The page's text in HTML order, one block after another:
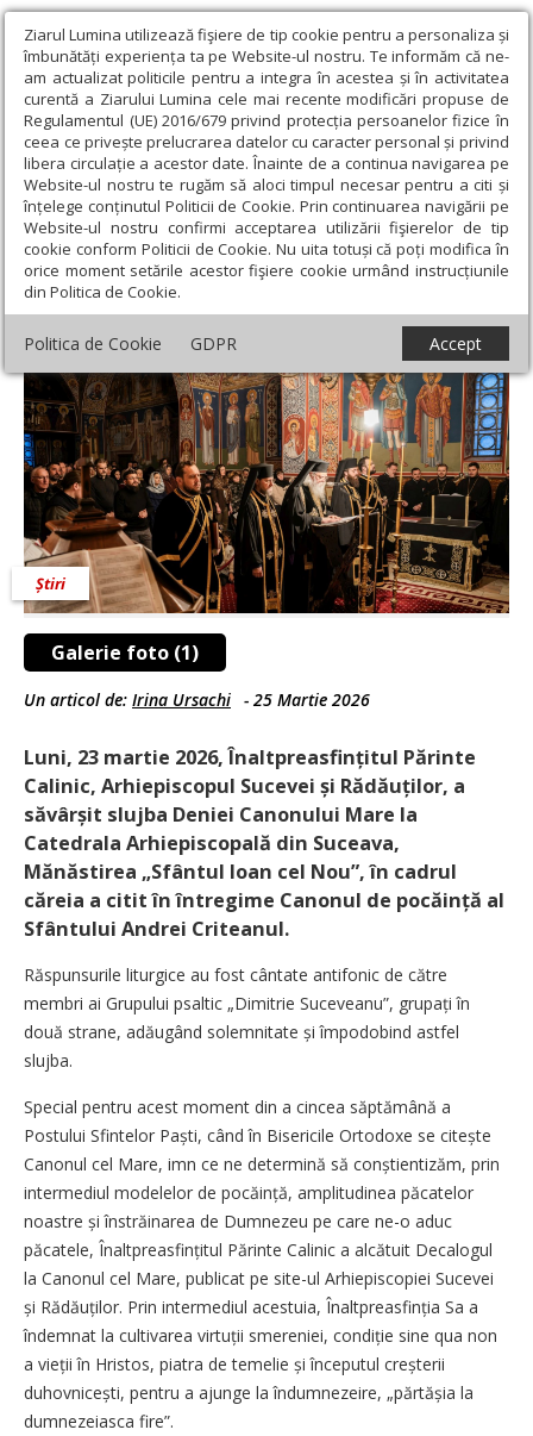
Ziarul Lumina utilizează fişiere de tip cookie pentru a personaliza și
îmbunătăți experiența ta pe Website-ul nostru. Te informăm că ne-
am actualizat politicile pentru a integra în acestea și în activitatea
curentă a Ziarului Lumina cele mai recente modificări propuse de
Regulamentul (UE) 2016/679 privind protecția persoanelor fizice în
ceea ce privește prelucrarea datelor cu caracter personal și privind
libera circulație a acestor date. Înainte de a continua navigarea pe
Website-ul nostru te rugăm să aloci timpul necesar pentru a citi și
înțelege conținutul Politicii de Cookie. Prin continuarea navigării pe
Website-ul nostru confirmi acceptarea utilizării fişierelor de tip
cookie conform Politicii de Cookie. Nu uita totuși că poți modifica în
orice moment setările acestor fişiere cookie urmând instrucțiunile
din Politica de Cookie.
Politica de Cookie GDPR Accept
Ziarul Lumina › Actualitate religioasă › Știri › Denia Canonului
Mare la Paraclisul Catedralei Arhiepiscopale din Suceava
Denia Canonului Mare la Paraclisul
Catedralei Arhiepiscopale din Suceava
Galerie foto (1)
Știri
Un articol de: Irina Ursachi - 25 Martie 2026
Luni, 23 martie 2026, Înaltpreasfințitul Părinte
Calinic, Arhiepiscopul Sucevei și Rădăuților, a
săvârșit slujba Deniei Canonului Mare la
Catedrala Arhiepiscopală din Suceava,
Mănăstirea „Sfântul Ioan cel Nou”, în cadrul
căreia a citit în întregime Canonul de pocăință al
Sfântului Andrei Criteanul.
Răspunsurile liturgice au fost cântate antifonic de către
membri ai Grupului psaltic „Dimitrie Suceveanu”, grupați în
două strane, adăugând solemnitate și împodobind astfel
slujba.
Special pentru acest moment din a cincea săptămână a
Postului Sfintelor Paști, când în Bisericile Ortodoxe se citește
Canonul cel Mare, imn ce ne determină să conștientizăm, prin
intermediul modelelor de pocăință, amplitudinea păcatelor
noastre și înstrăinarea de Dumnezeu pe care ne-o aduc
păcatele, Înalt­preasfințitul Părinte Calinic a alcătuit Decalogul
la Canonul cel Mare, publicat pe site-ul Arhi­episcopiei Sucevei
și Rădăuților. Prin intermediul acestuia, Înalt­preasfinția Sa a
îndemnat la cultivarea virtuții smereniei, condi­ție sine qua non
a vieții în Hristos, piatra de temelie și începutul creșterii
duhovnicești, pentru a ajunge la îndumnezeire, „păr­tășia la
dumnezeiasca fire”.